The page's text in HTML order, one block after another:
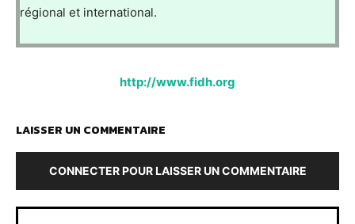
régional et international.
http://www.fidh.org
LAISSER UN COMMENTAIRE
CONNECTER POUR LAISSER UN COMMENTAIRE